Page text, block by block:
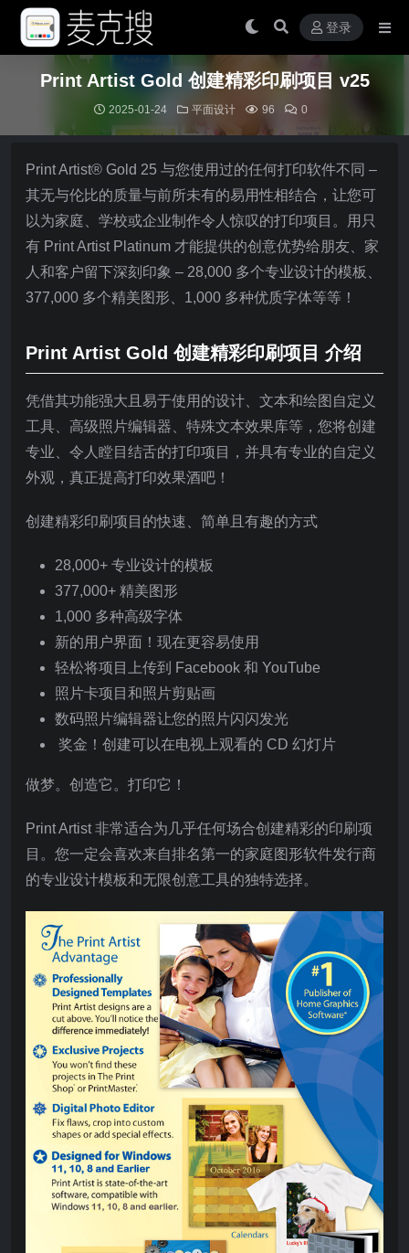
登录
Print Artist Gold 创建精彩印刷项目 v25
2025-01-24 平面设计 96 0
Print Artist® Gold 25 与您使用过的任何打印软件不同 –
其无与伦比的质量与前所未有的易用性相结合，让您可
以为家庭、学校或企业制作令人惊叹的打印项目。用只
有 Print Artist Platinum 才能提供的创意优势给朋友、家
人和客户留下深刻印象 – 28,000 多个专业设计的模板、
377,000 多个精美图形、1,000 多种优质字体等等！
Print Artist Gold 创建精彩印刷项目 介绍
凭借其功能强大且易于使用的设计、文本和绘图自定义
工具、高级照片编辑器、特殊文本效果库等，您将创建
专业、令人瞠目结舌的打印项目，并具有专业的自定义
外观，真正提高打印效果酒吧！
创建精彩印刷项目的快速、简单且有趣的方式
28,000+ 专业设计的模板
377,000+ 精美图形
1,000 多种高级字体
新的用户界面！现在更容易使用
轻松将项目上传到 Facebook 和 YouTube
照片卡项目和照片剪贴画
数码照片编辑器让您的照片闪闪发光
奖金！创建可以在电视上观看的 CD 幻灯片
做梦。创造它。打印它！
Print Artist 非常适合为几乎任何场合创建精彩的印刷项
目。您一定会喜欢来自排名第一的家庭图形软件发行商
的专业设计模板和无限创意工具的独特选择。